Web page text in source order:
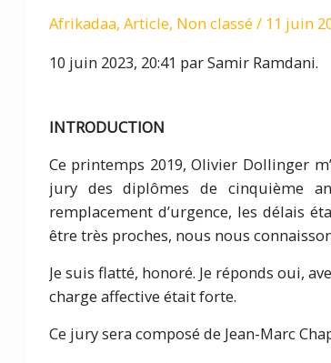
Afrikadaa, Article, Non classé / 11 juin
10 juin 2023, 20:41 par Samir Ramdani.
INTRODUCTION
Ce printemps 2019, Olivier Dollinger
jury des diplômes de cinquième
remplacement d’urgence, les délais
être très proches, nous nous
Je suis flatté, honoré. Je réponds oui,
charge affective était forte.
Ce jury sera composé de Jean-Marc